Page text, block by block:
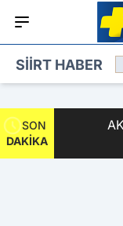
SIIRT HABER
SON
DAKİKA
2 AK